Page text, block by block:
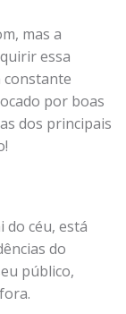
mas a
essa
constante
por boas
dos principais
do céu, está
do
público,